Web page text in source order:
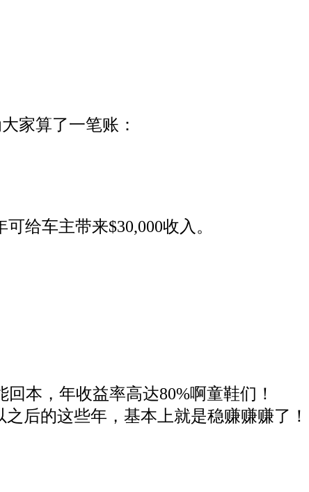
家算了一笔账：
给车主带来$30,000收入。
本，年收益率高达80%啊童鞋们！
后的这些年，基本上就是稳赚赚赚了！